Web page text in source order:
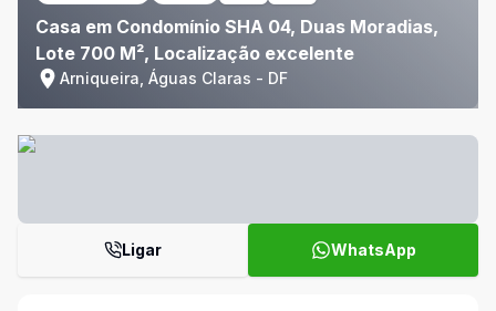
Casa em Condomínio SHA 04, Duas Moradias,
Lote 700 M², Localização excelente
Arniqueira, Águas Claras - DF
Ligar WhatsApp